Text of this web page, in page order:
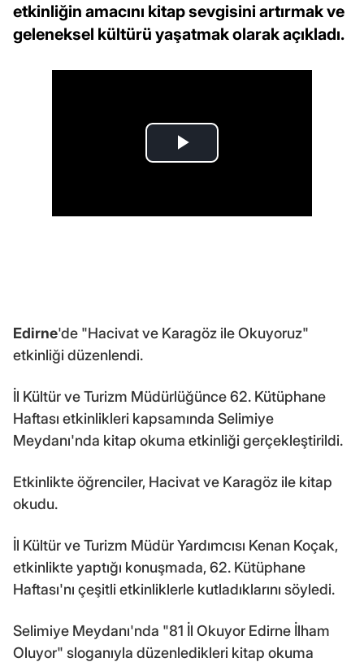
etkinliğin amacını kitap sevgisini artırmak ve
geleneksel kültürü yaşatmak olarak açıkladı.
Edirne'de "Hacivat ve Karagöz ile Okuyoruz"
etkinliği düzenlendi.
İl Kültür ve Turizm Müdürlüğünce 62. Kütüphane
Haftası etkinlikleri kapsamında Selimiye
Meydanı'nda kitap okuma etkinliği gerçekleştirildi.
Etkinlikte öğrenciler, Hacivat ve Karagöz ile kitap
okudu.
İl Kültür ve Turizm Müdür Yardımcısı Kenan Koçak,
etkinlikte yaptığı konuşmada, 62. Kütüphane
Haftası'nı çeşitli etkinliklerle kutladıklarını söyledi.
Selimiye Meydanı'nda "81 İl Okuyor Edirne İlham
Oluyor" sloganıyla düzenledikleri kitap okuma